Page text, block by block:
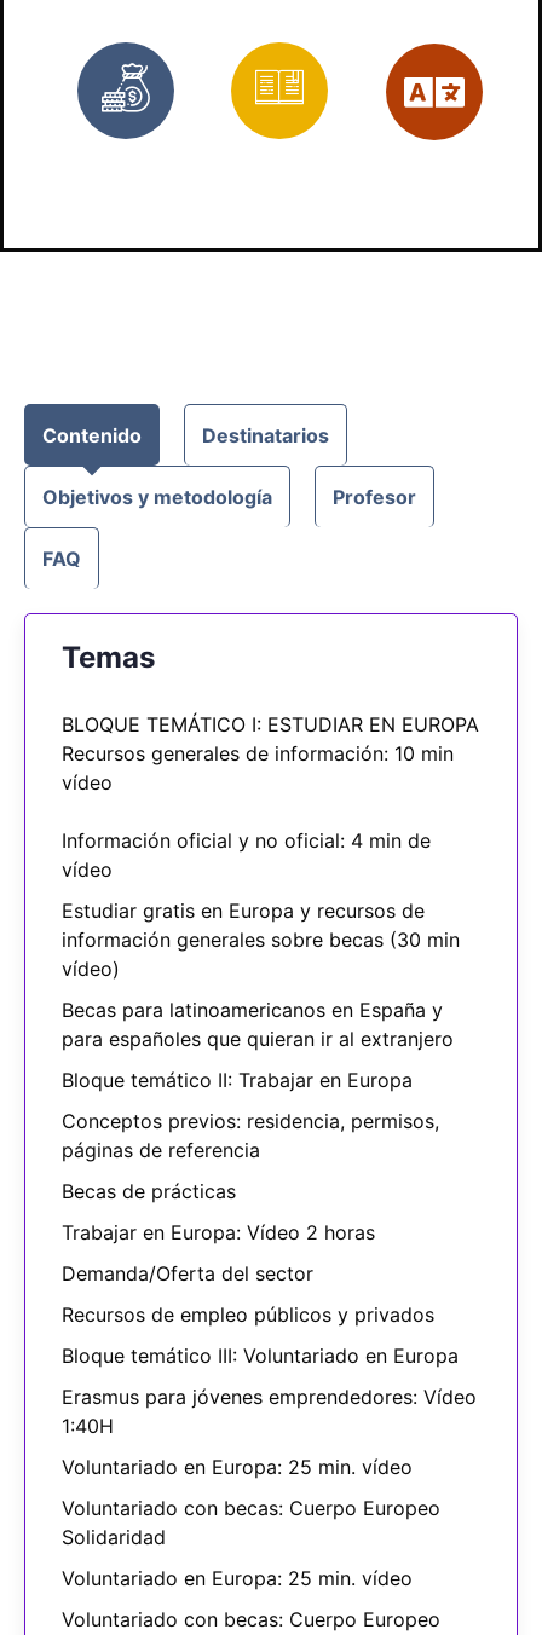
Bonificado
trabajos
Contenido Destinatarios
Objetivos y metodología Profesor
FAQ
Temas
BLOQUE TEMÁTICO I: ESTUDIAR EN EUROPA
Recursos generales de información: 10 min
vídeo
Información oficial y no oficial: 4 min de
vídeo
Estudiar gratis en Europa y recursos de
información generales sobre becas (30 min
vídeo)
Becas para latinoamericanos en España y
para españoles que quieran ir al extranjero
Bloque temático II: Trabajar en Europa
Conceptos previos: residencia, permisos,
páginas de referencia
Becas de prácticas
Trabajar en Europa: Vídeo 2 horas
Demanda/Oferta del sector
Recursos de empleo públicos y privados
Bloque temático III: Voluntariado en Europa
Erasmus para jóvenes emprendedores: Vídeo
1:40H
Voluntariado en Europa: 25 min. vídeo
Voluntariado con becas: Cuerpo Europeo
Solidaridad
Voluntariado en Europa: 25 min. vídeo
Voluntariado con becas: Cuerpo Europeo